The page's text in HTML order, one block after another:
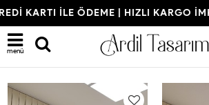
İLE ÖDEME | HIZLI KARGO İMKANI
menü Son Eklenenler